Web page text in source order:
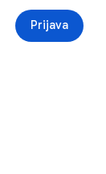
Prijava